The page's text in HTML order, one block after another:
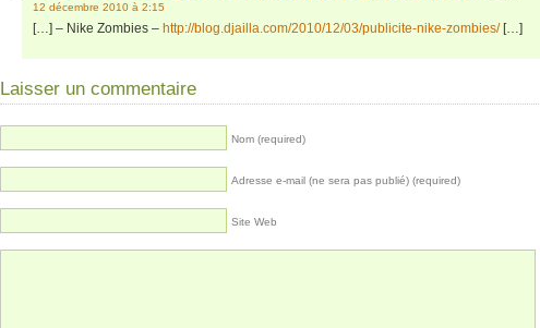
12 décembre 2010 à 2:15
[…] – Nike Zombies – http://blog.djailla.com/2010/12/03/publicite-nike-zombies/[…]
Laisser un commentaire
Nom (required)
Adresse e-mail (ne sera pas publié) (required)
Site Web